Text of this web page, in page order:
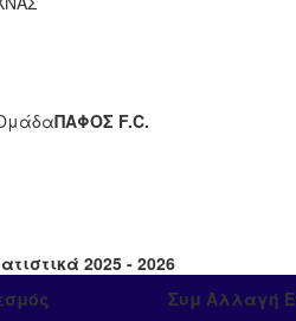
ΠΑΦΟΣ F.C.
2025 - 2026
Συμ Αλλαγή